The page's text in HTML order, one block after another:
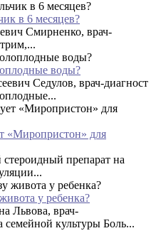
в 6 месяцев?
Смирненко, врач-
воды?
Седулов, врач-диагност
«Миропристон» для
препарат на
у ребенка?
Львова, врач-
семейной культуры Боль...